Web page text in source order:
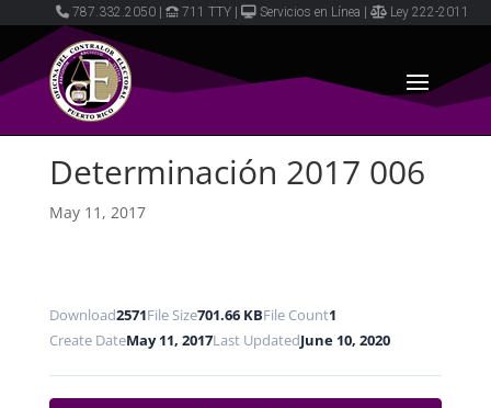
787.332.2050 711 TTY Servicios en Línea Ley 222-2011
Determinación 2017 006
May 11, 2017
Download2571File Size701.66 KBFile Count1
Create DateMay 11, 2017Last UpdatedJune 10, 2020